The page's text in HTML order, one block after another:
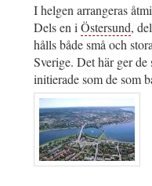
I helgen arrangeras
Dels en i Östersund,
hålls både små och
Sverige. Det här ger de
initierade som de som